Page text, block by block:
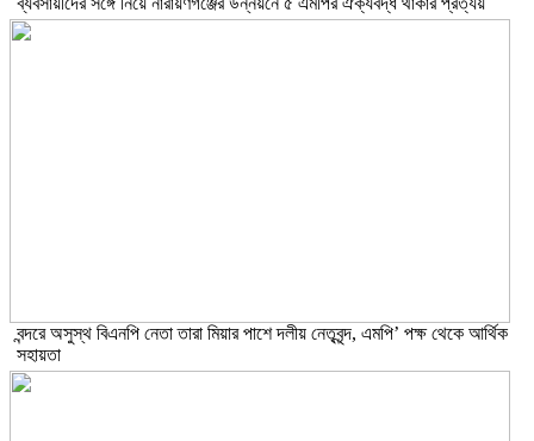
বন্দরে অসুস্থ বিএনপি নেতা তারা মিয়ার পাশে দলীয় নেতৃবৃন্দ, এমপি’ পক্ষ থেকে আর্থিক
সহায়তা